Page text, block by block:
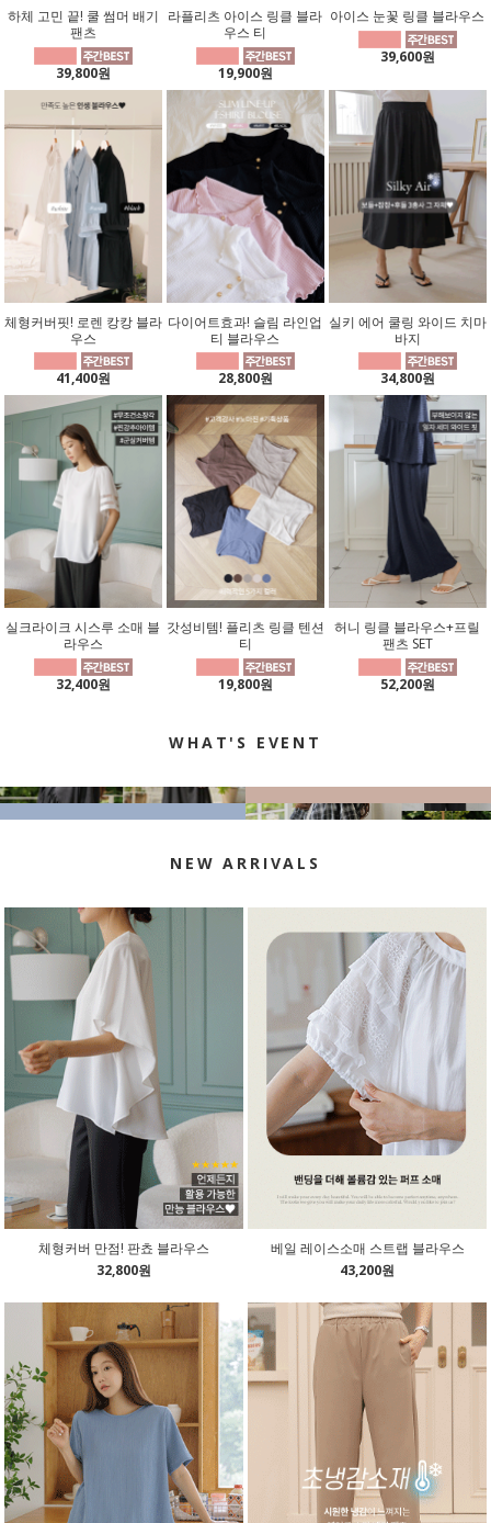
하체 고민 끝! 쿨 썸머 배기
팬츠
39,800원
라플리츠 아이스 링클 블라
우스 티
19,900원
아이스 눈꽃 링클 블라우스
39,600원
체형커버핏! 로렌 캉캉 블라
우스
41,400원
다이어트효과! 슬림 라인업
티 블라우스
28,800원
실키 에어 쿨링 와이드 치마
바지
34,800원
실크라이크 시스루 소매 블
라우스
32,400원
갓성비템! 플리츠 링클 텐션
티
19,800원
허니 링클 블라우스+프릴
팬츠 SET
52,200원
WHAT'S EVENT
NEW ARRIVALS
체형커버 만점! 판쵸 블라우스
32,800원
베일 레이스소매 스트랩 블라우스
43,200원